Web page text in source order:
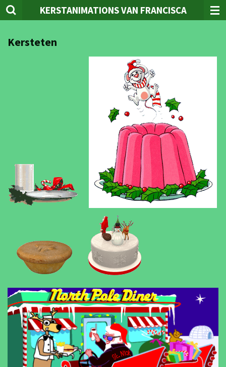
Ga
direct
de
KERSTANIMATIONS VAN FRANCISCA
Kersteten